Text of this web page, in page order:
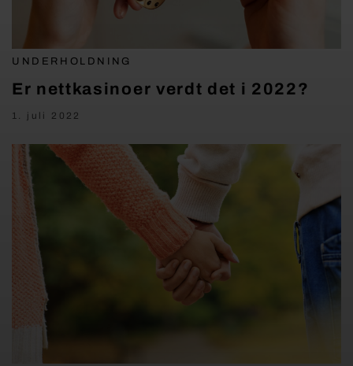
UNDERHOLDNING
Er nettkasinoer verdt det i 2022?
1. juli 2022